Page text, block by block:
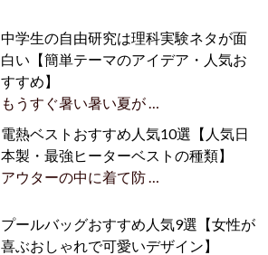
中学生の自由研究は理科実験ネタが面
白い【簡単テーマのアイデア・人気お
すすめ】
もうすぐ暑い暑い夏が …
電熱ベストおすすめ人気10選【人気日
本製・最強ヒーターベストの種類】
アウターの中に着て防 …
プールバッグおすすめ人気9選【女性が
喜ぶおしゃれで可愛いデザイン】